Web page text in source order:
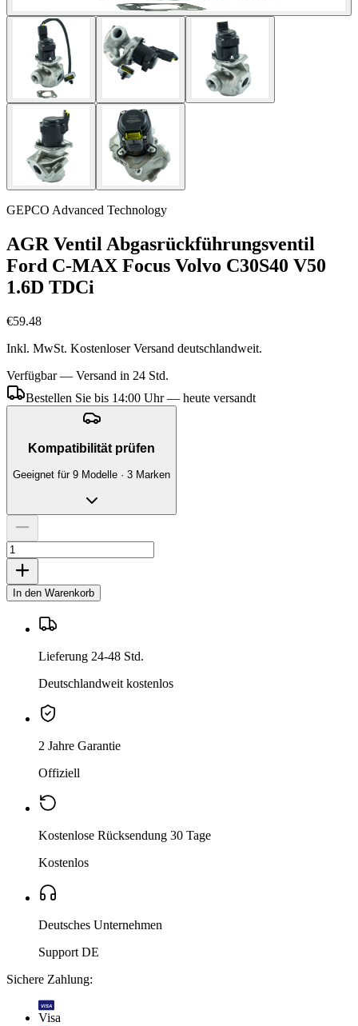
GEPCO Advanced Technology
AGR Ventil Abgasrückführungsventil
Ford C-MAX Focus Volvo C30S40 V50
1.6D TDCi
€59.48
Inkl. MwSt. Kostenloser Versand deutschlandweit.
Verfügbar — Versand in 24 Std.
Bestellen Sie bis 14:00 Uhr — heute versandt
Kompatibilität prüfen
Geeignet für 9 Modelle · 3 Marken
In den Warenkorb
Lieferung 24-48 Std.
Deutschlandweit kostenlos
2 Jahre Garantie
Offiziell
Kostenlose Rücksendung 30 Tage
Kostenlos
Deutsches Unternehmen
Support DE
Sichere Zahlung:
VISA
Visa